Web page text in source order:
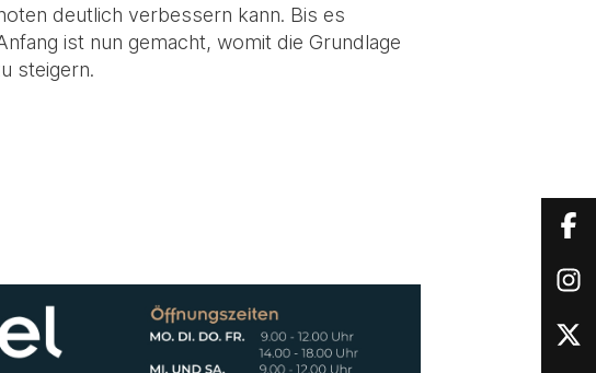
deutlich verbessern kann. Bis es
ist nun gemacht, womit die Grundlage
steigern.